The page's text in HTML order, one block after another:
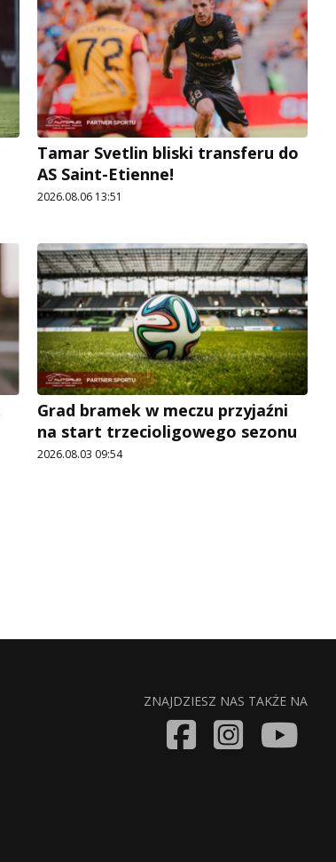
Tamar Svetlin bliski transferu do
AS Saint-Etienne!
2026.08.06 13:51
Grad bramek w meczu przyjaźni
na start trzecioligowego sezonu
2026.08.03 09:54
ZNAJDZIESZ NAS TAKŻE NA